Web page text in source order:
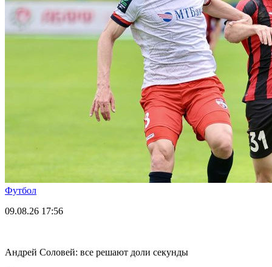
Футбол
09.08.26 17:56
Андрей Соловей: все решают доли секунды